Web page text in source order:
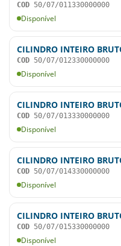
COD 50/07/011330000000
Disponível
CILINDRO INTEIRO
COD 50/07/012330000000
Disponível
CILINDRO INTEIRO
COD 50/07/013330000000
Disponível
CILINDRO INTEIRO
COD 50/07/014330000000
Disponível
CILINDRO INTEIRO
COD 50/07/015330000000
Disponível